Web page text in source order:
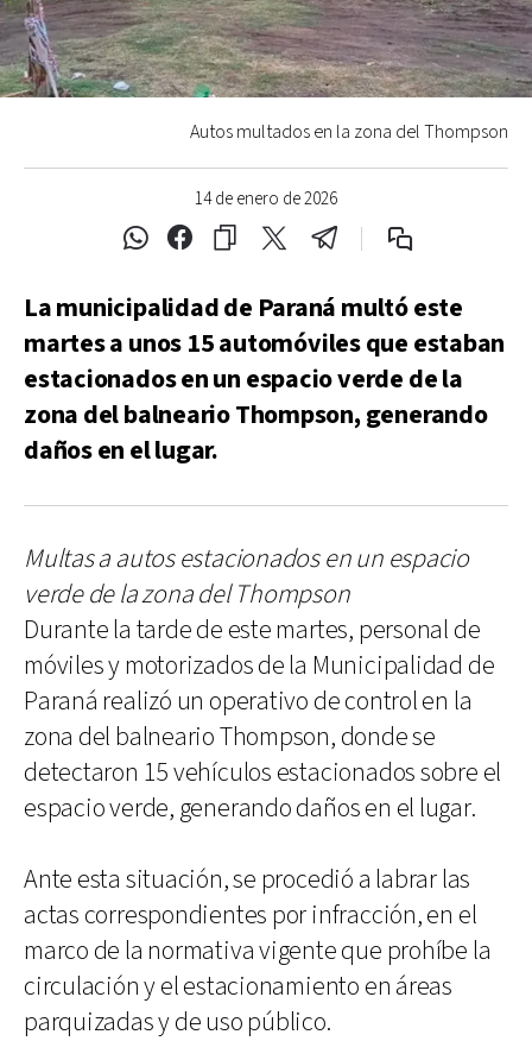
14 de enero de 2026
Autos multados en la zona del Thompson
La municipalidad de Paraná multó este
martes a unos 15 automóviles que estaban
estacionados en un espacio verde de la
zona del balneario Thompson, generando
daños en el lugar.
Multas a autos estacionados en un espacio
verde de la zona del Thompson
Durante la tarde de este martes, personal de
móviles y motorizados de la Municipalidad de
Paraná realizó un operativo de control en la
zona del balneario Thompson, donde se
detectaron 15 vehículos estacionados sobre el
espacio verde, generando daños en el lugar.
Ante esta situación, se procedió a labrar las
actas correspondientes por infracción, en el
marco de la normativa vigente que prohíbe la
circulación y el estacionamiento en áreas
parquizadas y de uso público.